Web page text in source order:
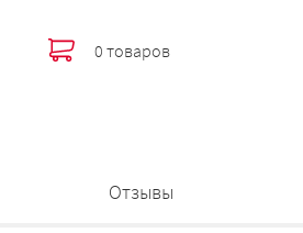
0 товаров
Отзывы